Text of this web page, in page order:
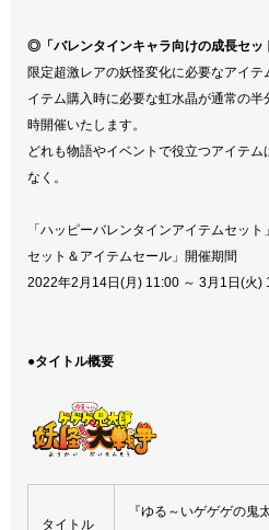
◎「バレンタインキャラ向けの成長セッ
限定超激レアの妖怪変化に必要なアイ
イテム購入時に必要な虹水晶が通常の
時開催いたします。
どれも物語やイベントで役立つアイテ
なく。
「ハッピーバレンタインアイテムセッ
セット＆アイテムセール」開催期間
2022年2月14日(月) 11:00 ～ 3月1日(火)
●タイトル概要
タイトル
『ゆる～いゲゲゲの鬼